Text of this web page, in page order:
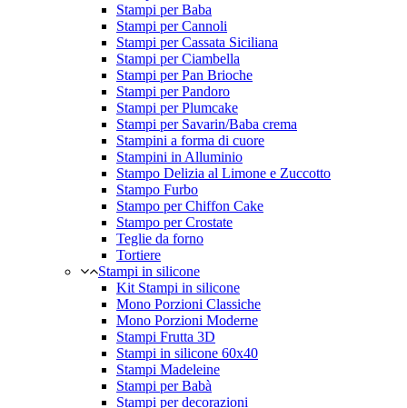
Stampi per Baba
Stampi per Cannoli
Stampi per Cassata Siciliana
Stampi per Ciambella
Stampi per Pan Brioche
Stampi per Pandoro
Stampi per Plumcake
Stampi per Savarin/Baba crema
Stampini a forma di cuore
Stampini in Alluminio
Stampo Delizia al Limone e Zuccotto
Stampo Furbo
Stampo per Chiffon Cake
Stampo per Crostate
Teglie da forno
Tortiere
Stampi in silicone
Kit Stampi in silicone
Mono Porzioni Classiche
Mono Porzioni Moderne
Stampi Frutta 3D
Stampi in silicone 60x40
Stampi Madeleine
Stampi per Babà
Stampi per decorazioni